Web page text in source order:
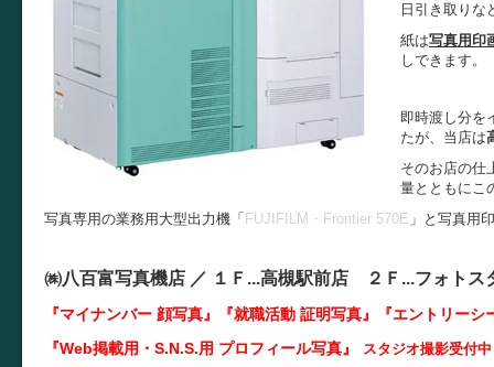
日引き取りな
紙は写真用印
しできます。
即時渡し分を
たが、当店は
そのお店の仕
量とともにこ
写真専用の業務用大型出力機「 FUJIFILM・Frontier 570E 」と写真用
㈱八百富写真機店 ／ １Ｆ...高槻駅前店 ２Ｆ...フォトス
『マイナンバー 顔写真』『就職活動 証明写真』『エントリーシ
『Web掲載用・S.N.S.用 プロフィール写真』
スタジオ撮影受付中